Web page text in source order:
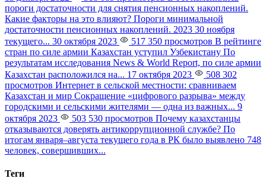
пороги достаточности для снятия пенсионных накоплений.
Какие факторы на это влияют? Пороги минимальной
достаточности пенсионных накоплений. 2023 30 ноября
текущего... 30 октября 2023 517 350 просмотров В рейтинге
стран по силе армии Казахстан уступил Узбекистану По
результатам исследования News & World Report, по силе армии
Казахстан расположился на... 17 октября 2023
508 302
просмотров Интернет в сельской местности: сравниваем
Казахстан и мир Сокращение «цифрового разрыва» между
городскими и сельскими жителями — одна из важных... 9
октября 2023
503 530 просмотров Почему казахстанцы
отказываются доверять антикоррупционной службе? По
итогам января–августа текущего года в РК было выявлено 748
человек, совершивших...
Теги